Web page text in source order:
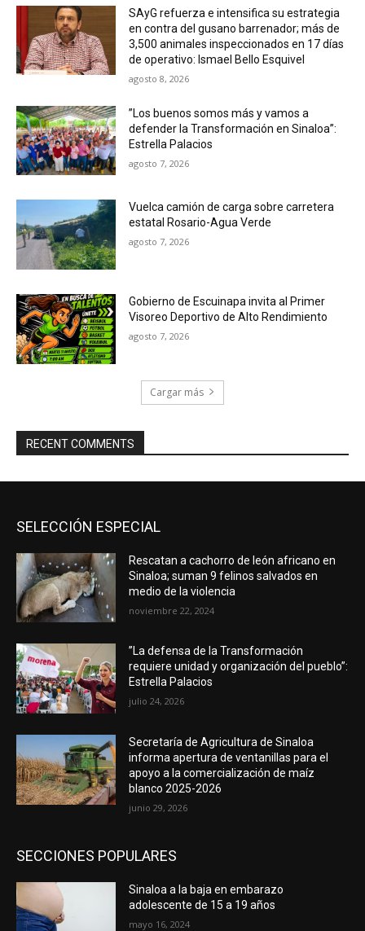
SAyG refuerza e intensifica su estrategia
en contra del gusano barrenador; más de
3,500 animales inspeccionados en 17 días
de operativo: Ismael Bello Esquivel
agosto 8, 2026
”Los buenos somos más y vamos a
defender la Transformación en Sinaloa”:
Estrella Palacios
agosto 7, 2026
Vuelca camión de carga sobre carretera
estatal Rosario-Agua Verde
agosto 7, 2026
Gobierno de Escuinapa invita al Primer
Visoreo Deportivo de Alto Rendimiento
agosto 7, 2026
Cargar más
RECENT COMMENTS
SELECCIÓN ESPECIAL
Rescatan a cachorro de león africano en
Sinaloa; suman 9 felinos salvados en
medio de la violencia
noviembre 22, 2024
”La defensa de la Transformación
requiere unidad y organización del pueblo”:
Estrella Palacios
julio 24, 2026
Secretaría de Agricultura de Sinaloa
informa apertura de ventanillas para el
apoyo a la comercialización de maíz
blanco 2025-2026
junio 29, 2026
SECCIONES POPULARES
Sinaloa a la baja en embarazo
adolescente de 15 a 19 años
mayo 16, 2024